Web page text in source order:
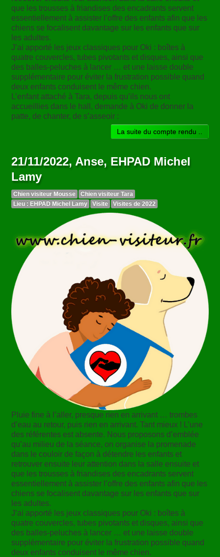
que les trousses à friandises des encadrants servent
essentiellement à assister l’offre des enfants afin que les
chiens se focalisent davantage sur les enfants que sur
les adultes.
J’ai apporté les jeux classiques pour Oki : boîtes à
quatre couvercles, tubes pivotants et disques, ainsi que
des balles-peluches à lancer … et une laisse double
supplémentaire pour éviter la frustration possible quand
deux enfants conduisent le même chien.
L’enfant attaché à Tara, depuis qu’ils nous ont
accueillies dans le hall, demande à Oki de donner la
patte, de chanter, de s’asseoir :
La suite du compte rendu ..
21/11/2022, Anse, EHPAD Michel
Lamy
Chien visiteur Mousse
Chien visiteur Tara
Lieu : EHPAD Michel Lamy
Visite Visites de 2022
Pluie fine à l’aller, presque rien en arrivant … trombes
d’eau au retour, puis rien en arrivant. Tant mieux ! L’une
des référentes est absente. Nous proposons d’emblée
qu’au milieu de la séance, on organise la promenade
dans le couloir de façon à détendre les enfants et
retrouver ensuite leur attention dans la salle ensuite et
que les trousses à friandises des encadrants servent
essentiellement à assister l’offre des enfants afin que les
chiens se focalisent davantage sur les enfants que sur
les adultes.
J’ai apporté les jeux classiques pour Oki : boîtes à
quatre couvercles, tubes pivotants et disques, ainsi que
des balles-peluches à lancer … et une laisse double
supplémentaire pour éviter la frustration possible quand
deux enfants conduisent le même chien.